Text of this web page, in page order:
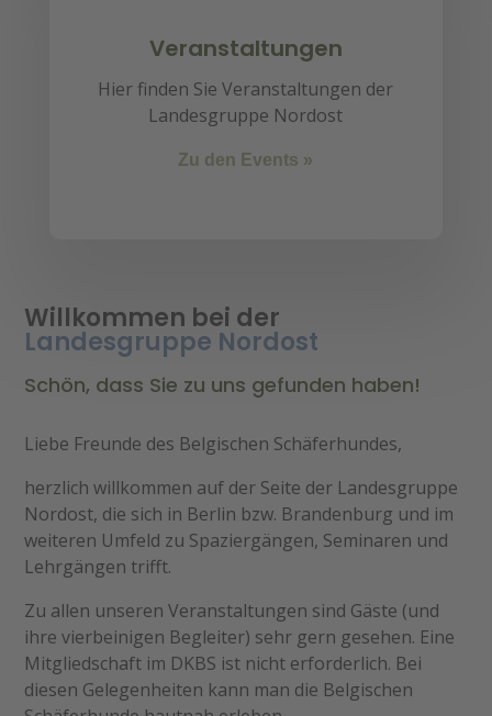
Veranstaltungen
Hier finden Sie Veranstaltungen der
Landesgruppe Nordost
Zu den Events »
Willkommen bei der
Landesgruppe Nordost
Schön, dass Sie zu uns gefunden haben!
Liebe Freunde des Belgischen Schäferhundes,
herzlich willkommen auf der Seite der Landesgruppe
Nordost, die sich in Berlin bzw. Brandenburg und im
weiteren Umfeld zu Spaziergängen, Seminaren und
Lehrgängen trifft.
Zu allen unseren Veranstaltungen sind Gäste (und
ihre vierbeinigen Begleiter) sehr gern gesehen. Eine
Mitgliedschaft im DKBS ist nicht erforderlich. Bei
diesen Gelegenheiten kann man die Belgischen